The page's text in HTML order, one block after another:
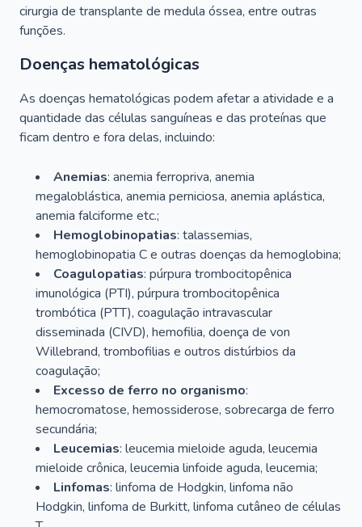
cirurgia de transplante de medula óssea, entre outras
funções.
Doenças hematológicas
As doenças hematológicas podem afetar a atividade e a
quantidade das células sanguíneas e das proteínas que
ficam dentro e fora delas, incluindo:
Anemias: anemia ferropriva, anemia
megaloblástica, anemia perniciosa, anemia aplástica,
anemia falciforme etc.;
Hemoglobinopatias: talassemias,
hemoglobinopatia C e outras doenças da hemoglobina;
Coagulopatias: púrpura trombocitopênica
imunológica (PTI), púrpura trombocitopênica
trombótica (PTT), coagulação intravascular
disseminada (CIVD), hemofilia, doença de von
Willebrand, trombofilias e outros distúrbios da
coagulação;
Excesso de ferro no organismo:
hemocromatose, hemossiderose, sobrecarga de ferro
secundária;
Leucemias: leucemia mieloide aguda, leucemia
mieloide crônica, leucemia linfoide aguda, leucemia;
Linfomas: linfoma de Hodgkin, linfoma não
Hodgkin, linfoma de Burkitt, linfoma cutâneo de células